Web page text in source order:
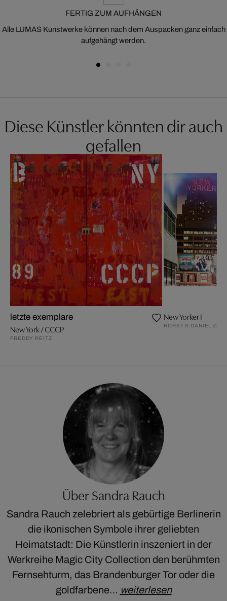
FERTIG ZUM AUFHÄNGEN
Alle LUMAS Kunstwerke können nach dem Auspacken ganz einfach
aufgehängt werden.
Diese Künstler könnten dir auch
gefallen
letzte exemplare
New York / CCCP
FREDDY REITZ
New Yorker I
HORST & DANIEL
Über Sandra Rauch
Sandra Rauch zelebriert als gebürtige Berlinerin
die ikonischen Symbole ihrer geliebten
Heimatstadt: Die Künstlerin inszeniert in der
Werkreihe Magic City Collection den berühmten
Fernsehturm, das Brandenburger Tor oder die
goldfarbene… weiterlesen